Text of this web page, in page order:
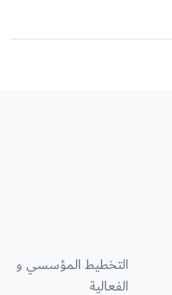
التخطيط المؤسسي و
الفعالية